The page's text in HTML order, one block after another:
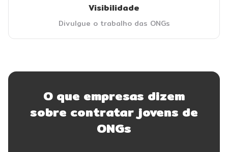
Visibilidade
Divulgue o trabalho das ONGs
O que empresas dizem
sobre contratar jovens de
ONGs